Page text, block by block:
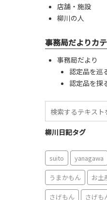
店舗・施設
柳川の人
事務局だよりカ
事務局だより
認定品を巡
認定品を探
柳川日記タグ
suito yanagawa
うまかもん お土
さげもん さげも